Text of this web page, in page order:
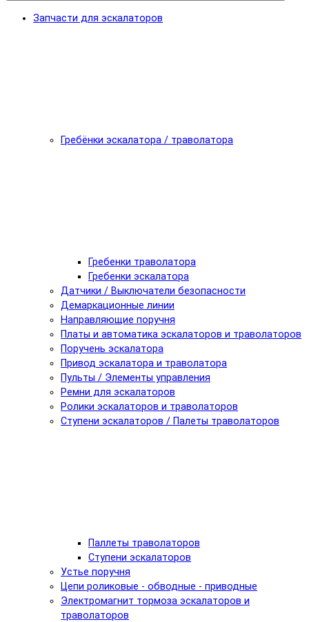
Запчасти для эскалаторов
Гребёнки эскалатора / траволатора
Гребенки траволатора
Гребенки эскалатора
Датчики / Выключатели безопасности
Демаркационные линии
Направляющие поручня
Платы и автоматика эскалаторов и траволаторов
Поручень эскалатора
Привод эскалатора и траволатора
Пульты / Элементы управления
Ремни для эскалаторов
Ролики эскалаторов и траволаторов
Ступени эскалаторов / Палеты траволаторов
Паллеты траволаторов
Ступени эскалаторов
Устье поручня
Цепи роликовые - обводные - приводные
Электромагнит тормоза эскалаторов и
траволаторов